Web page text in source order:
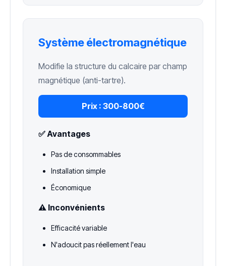
Système électromagnétique
Modifie la structure du calcaire par champ
magnétique (anti-tartre).
Prix : 300-800€
✅ Avantages
Pas de consommables
Installation simple
Économique
⚠️ Inconvénients
Efficacité variable
N'adoucit pas réellement l'eau